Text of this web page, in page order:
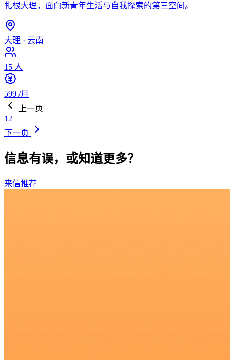
扎根大理，面向新青年生活与自我探索的第三空间。
大理 · 云南
15 人
599 /月
上一页
1 2
下一页
信息有误，或知道更多？
来信推荐